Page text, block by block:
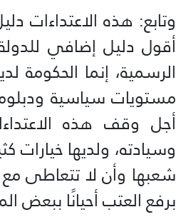
وتابع: هذه الاعتداءات
أقول دليل إضافي
الرسمية، إنما الحكومة
مستويات سياسية
أجل وقف هذه
وسيادته، ولديها
شعبها وأن لا تتعاطى مع
برفع العتب أحيانًا ببعض